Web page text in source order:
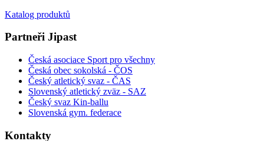
Katalog produktů
Partneři Jipast
Česká asociace Sport pro všechny
Česká obec sokolská - ČOS
Český atletický svaz - ČAS
Slovenský atletický zväz - SAZ
Český svaz Kin-ballu
Slovenská gym. federace
Kontakty